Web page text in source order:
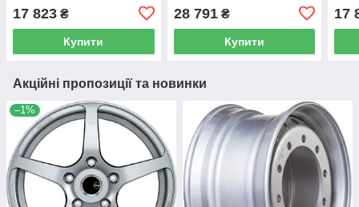
17 823 ₴
Купити
28 791₴
Купити
17
Акційні пропозиції та новинки
–1%